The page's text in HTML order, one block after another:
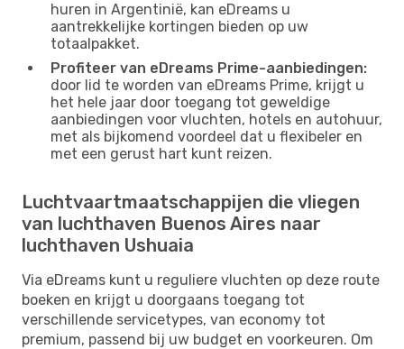
huren in Argentinië, kan eDreams u
aantrekkelijke kortingen bieden op uw
totaalpakket.
Profiteer van eDreams Prime-aanbiedingen:
door lid te worden van eDreams Prime, krijgt u
het hele jaar door toegang tot geweldige
aanbiedingen voor vluchten, hotels en autohuur,
met als bijkomend voordeel dat u flexibeler en
met een gerust hart kunt reizen.
Luchtvaartmaatschappijen die vliegen
van luchthaven Buenos Aires naar
luchthaven Ushuaia
Via eDreams kunt u reguliere vluchten op deze route
boeken en krijgt u doorgaans toegang tot
verschillende servicetypes, van economy tot
premium, passend bij uw budget en voorkeuren. Om